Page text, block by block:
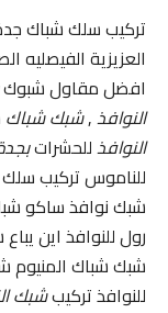
تركيب سلك شباك
العزيزية الفيصليه
افضل مقاول شبوك
النوافذ,شبك شباك
النوافذللحشرات
للناموس تركيب
شبك نوافذ ساكو
رول للنوافذ اين
شبك شباك المنيوم
للنوافذ تركيبشبك